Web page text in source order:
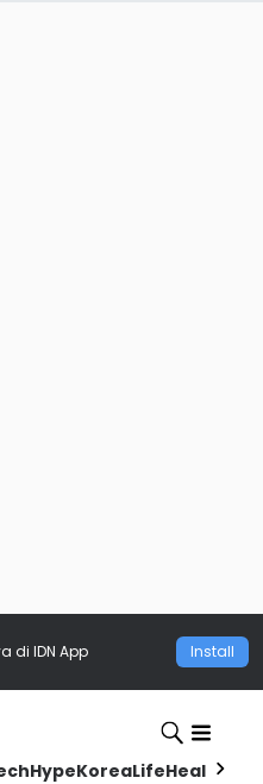
di IDN App Install
HypeKoreaLifeHealth